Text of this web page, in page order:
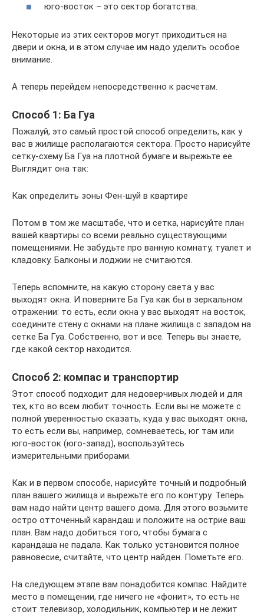
юго-восток – это сектор богатства.
Некоторые из этих секторов могут приходиться на
двери и окна, и в этом случае им надо уделить особое
внимание.
А теперь перейдем непосредственно к расчетам.
Способ 1: Ба Гуа
Пожалуй, это самый простой способ определить, как у
вас в жилище располагаются сектора. Просто нарисуйте
сетку-схему Ба Гуа на плотной бумаге и вырежьте ее.
Выглядит она так:
Как определить зоны Фен-шуй в квартире
Потом в том же масштабе, что и сетка, нарисуйте план
вашей квартиры со всеми реально существующими
помещениями. Не забудьте про ванную комнату, туалет и
кладовку. Балконы и лоджии не считаются.
Теперь вспомните, на какую сторону света у вас
выходят окна. И поверните Ба Гуа как бы в зеркальном
отражении: то есть, если окна у вас выходят на восток,
соедините стену с окнами на плане жилища с западом на
сетке Ба Гуа. Собственно, вот и все. Теперь вы знаете,
где какой сектор находится.
Способ 2: компас и транспортир
Этот способ подходит для недоверчивых людей и для
тех, кто во всем любит точность. Если вы не можете с
полной уверенностью сказать, куда у вас выходят окна,
то есть если вы, например, сомневаетесь, юг там или
юго-восток (юго-запад), воспользуйтесь
измерительными приборами.
Как и в первом способе, нарисуйте точный и подробный
план вашего жилища и вырежьте его по контуру. Теперь
вам надо найти центр вашего дома. Для этого возьмите
остро отточенный карандаш и положите на острие ваш
план. Вам надо добиться того, чтобы бумага с
карандаша не падала. Как только установится полное
равновесие, считайте, что центр найден. Пометьте его.
На следующем этапе вам понадобится компас. Найдите
место в помещении, где ничего не «фонит», то есть не
стоит телевизор, холодильник, компьютер и не лежит